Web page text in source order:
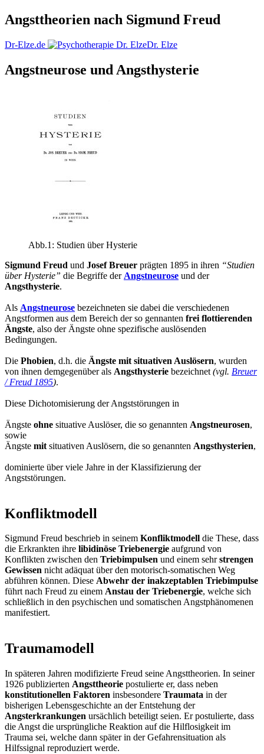
Angsttheorien nach Sigmund Freud
Dr-Elze.de Dr. Elze
Angstneurose und Angsthysterie
Abb.1: Studien über Hysterie
Sigmund Freud und Josef Breuer prägten 1895 in ihren “Studien
über Hysterie” die Begriffe der Angstneurose und der
Angsthysterie.
Als Angstneurose bezeichneten sie dabei die verschiedenen
Angstformen aus dem Bereich der so gennanten frei flottierenden
Ängste, also der Ängste ohne spezifische auslösenden
Bedingungen.
Die Phobien, d.h. die Ängste mit situativen Auslösern, wurden
von ihnen demgegenüber als Angsthysterie bezeichnet (vgl. Breuer
/ Freud 1895).
Diese Dichotomisierung der Angststörungen in
Ängste ohne situative Auslöser, die so genannten Angstneurosen,
sowie
Ängste mit situativen Auslösern, die so genannten Angsthysterien,
dominierte über viele Jahre in der Klassifizierung der
Angststörungen.
Konfliktmodell
Sigmund Freud beschrieb in seinem Konfliktmodell die These, dass
die Erkrankten ihre libidinöse Triebenergie aufgrund von
Konflikten zwischen den Triebimpulsen und einem sehrstrengen
Gewissen nicht adäquat über den motorisch-somatischen Weg
abführen können. Diese Abwehr der inakzeptablen Triebimpulse
führt nach Freud zu einem Anstau der Triebenergie, welche sich
schließlich in den psychischen und somatischen Angstphänomenen
manifestiert.
Traumamodell
In späteren Jahren modifizierte Freud seine Angsttheorien. In seiner
1926 publizierten Angsttheorie postulierte er, dass neben
konstitutionellen Faktoren insbesondere Traumata in der
bisherigen Lebensgeschichte an der Entstehung der
Angsterkrankungen ursächlich beteiligt seien. Er postulierte, dass
die Angst die ursprüngliche Reaktion auf die Hilflosigkeit im
Trauma sei, welche dann später in der Gefahrensituation als
Hilfssignal reproduziert werde.